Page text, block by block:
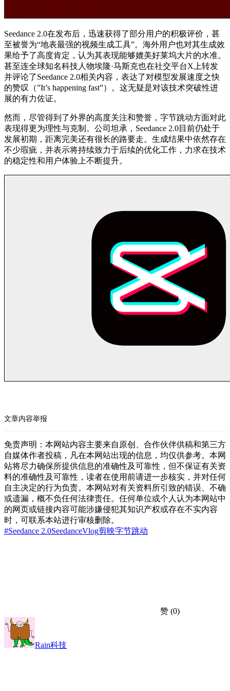
Seedance 2.0在发布后，迅速获得了部分用户的积极评价，甚
至被誉为“地表最强的视频生成工具”。海外用户也对其生成效
果给予了高度肯定，认为其表现能够媲美好莱坞大片的水准。
甚至连全球知名科技人物埃隆·马斯克也在社交平台X上转发
并评论了Seedance 2.0相关内容，表达了对模型发展速度之快
的赞叹（”It’s happening fast”）。这无疑是对该技术突破性进
展的有力佐证。
然而，尽管得到了外界的高度关注和赞誉，字节跳动方面对此
表现得更为理性与克制。公司坦承，Seedance 2.0目前仍处于
发展初期，距离完美还有很长的路要走。生成结果中依然存在
不少瑕疵，并表示将持续致力于后续的优化工作，力求在技术
的稳定性和用户体验上不断提升。
文章内容举报
免责声明：本网站内容主要来自原创、合作伙伴供稿和第三方
自媒体作者投稿，凡在本网站出现的信息，均仅供参考。本网
站将尽力确保所提供信息的准确性及可靠性，但不保证有关资
料的准确性及可靠性，读者在使用前请进一步核实，并对任何
自主决定的行为负责。本网站对有关资料所引致的错误、不确
或遗漏，概不负任何法律责任。任何单位或个人认为本网站中
的网页或链接内容可能涉嫌侵犯其知识产权或存在不实内容
时，可联系本站进行审核删除。
#Seedance 2.0SeedanceVlog剪映字节跳动
赞 (0)
Rain科技